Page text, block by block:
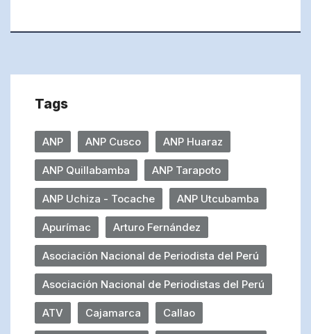
Tags
ANP ANP Cusco ANP Huaraz
ANP Quillabamba ANP Tarapoto
ANP Uchiza - Tocache ANP Utcubamba
Apurímac Arturo Fernández
Asociación Nacional de Periodista del Perú
Asociación Nacional de Periodistas del Perú
ATV Cajamarca Callao